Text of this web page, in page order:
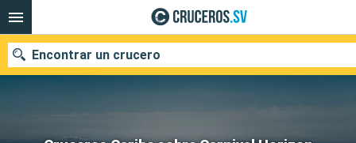
Encontrar un crucero